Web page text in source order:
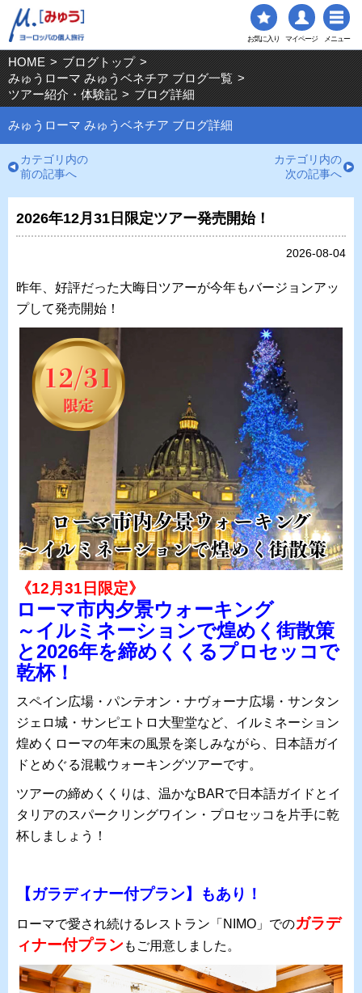
お気に入り マイページ メニュー
HOME > ブログトップ >
みゅうローマ みゅうベネチア ブログ一覧 >
ツアー紹介・体験記 > ブログ詳細
みゅうローマ みゅうベネチア ブログ詳細
カテゴリ内の
前の記事へ
カテゴリ内の
次の記事へ
2026年12月31日限定ツアー発売開始！
2026-08-04
昨年、好評だった大晦日ツアーが今年もバージョンアッ
プして発売開始！
《12月31日限定》
ローマ市内夕景ウォーキング
～イルミネーションで煌めく街散策
と2026年を締めくくるプロセッコで
乾杯！
スペイン広場・パンテオン・ナヴォーナ広場・サンタン
ジェロ城・サンピエトロ大聖堂など、イルミネーション
煌めくローマの年末の風景を楽しみながら、日本語ガイ
ドとめぐる混載ウォーキングツアーです。
ツアーの締めくくりは、温かなBARで日本語ガイドとイ
タリアのスパークリングワイン・プロセッコを片手に乾
杯しましょう！
【ガラディナー付プラン】もあり！
ローマで愛され続けるレストラン「NIMO」でのガラデ
ィナー付プラン もご用意しました。